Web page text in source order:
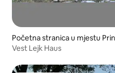
Početna stranica u mjestu
nty
Vest Lejk Haus